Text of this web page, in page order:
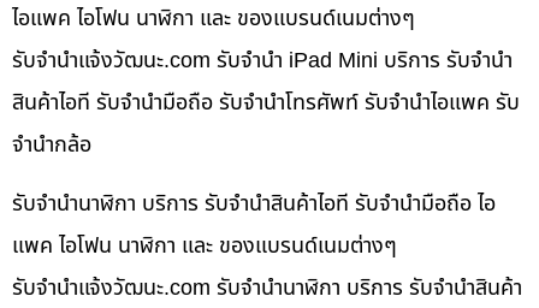
ไอแพค ไอโฟน นาฬิกา และ ของแบรนด์เนมต่างๆ
รับจํานําแจ้งวัฒนะ.com รับจำนำ iPad Mini บริการ รับจำนำ
สินค้าไอที รับจำนำมือถือ รับจำนำโทรศัพท์ รับจำนำไอแพค รับ
จำนำกล้อ
รับจำนำนาฬิกา บริการ รับจำนำสินค้าไอที รับจำนำมือถือ ไอ
แพค ไอโฟน นาฬิกา และ ของแบรนด์เนมต่างๆ
รับจํานําแจ้งวัฒนะ.com รับจำนำนาฬิกา บริการ รับจำนำสินค้า